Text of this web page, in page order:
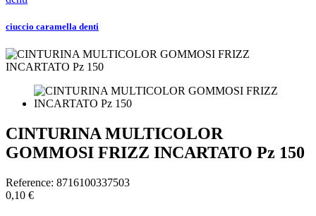
ciuccio caramella denti
CINTURINA MULTICOLOR
GOMMOSI FRIZZ INCARTATO Pz 150
Reference: 8716100337503
0,10 €